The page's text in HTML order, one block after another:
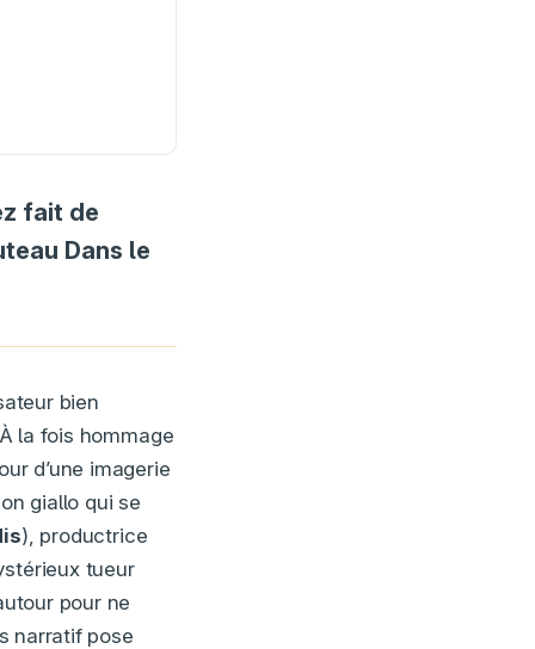
fait de
Dans le
bien
la fois hommage
d’une imagerie
giallo qui se
), productrice
tueur
pour ne
narratif pose